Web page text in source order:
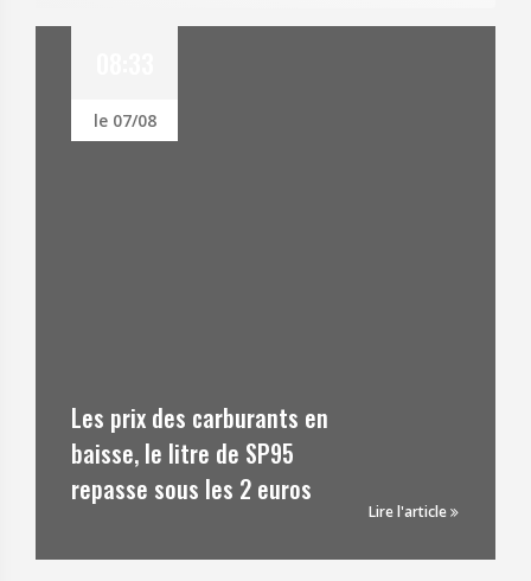
prix des carburants en
le litre de SP95
sous les 2 euros
Lire l'article